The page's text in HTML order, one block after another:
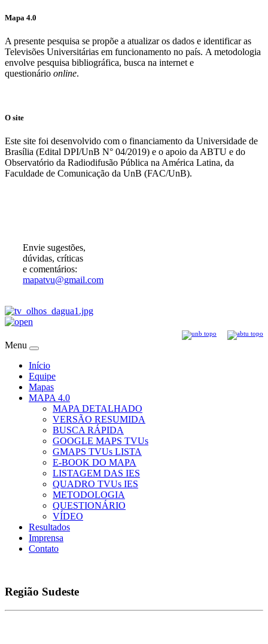
Mapa 4.0
A presente pesquisa se propõe a atualizar os dados e identificar as
Televisões Universitárias em funcionamento no país. A metodologia
envolve pesquisa bibliográfica, busca na internet e
questionário online.
O site
Este site foi desenvolvido com o financiamento da Universidade de
Brasília (Edital DPI/UnB N° 04/2019) e o apoio da ABTU e do
Observatório da Radiodifusão Pública na América Latina, da
Faculdade de Comunicação da UnB (FAC/UnB).
Envie sugestões,
dúvidas, críticas
e comentários:
mapatvu@gmail.com
Menu
Início
Equipe
Mapas
MAPA 4.0
MAPA DETALHADO
VERSÃO RESUMIDA
BUSCA RÁPIDA
GOOGLE MAPS TVUs
GMAPS TVUs LISTA
E-BOOK DO MAPA
LISTAGEM DAS IES
QUADRO TVUs IES
METODOLOGIA
QUESTIONÁRIO
VÍDEO
Resultados
Imprensa
Contato
Região Sudeste